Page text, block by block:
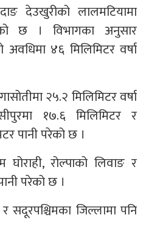
देउखुरीको लालमटियामा
छ । विभागका अनुसार
४६ मिलिमिटर वर्षा
२५.२ मिलिमिटर वर्षा
१७.६ मिलिमिटर र
पानी परेको छ ।
रोल्पाको लिवाङ र
परेको छ ।
सदूरपश्चिमका जिल्लामा पनि